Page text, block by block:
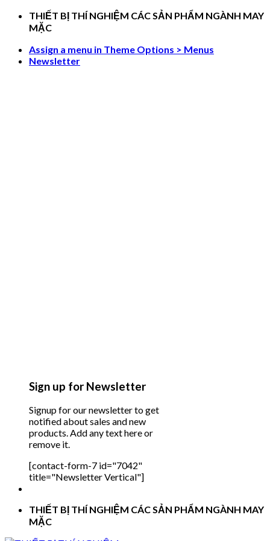
Skip
THIẾT BỊ THÍ NGHIỆM CÁC SẢN PHẨM NGÀNH MAY
MẶC
Assign a menu in Theme Options > Menus
Newsletter
Sign up for Newsletter
Signup for our newsletter to get
notified about sales and new
products. Add any text here or
remove it.
[contact-form-7 id="7042"
title="Newsletter Vertical"]
THIẾT BỊ THÍ NGHIỆM CÁC SẢN PHẨM NGÀNH MAY
MẶC